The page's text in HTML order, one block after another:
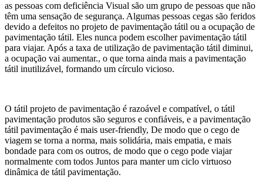
as pessoas com deficiência Visual são um grupo de pessoas que não
têm uma sensação de segurança. Algumas pessoas cegas são feridos
devido a defeitos no projeto de pavimentação tátil ou a ocupação de
pavimentação tátil. Eles nunca podem escolher pavimentação tátil
para viajar. Após a taxa de utilização de pavimentação tátil diminui,
a ocupação vai aumentar., o que torna ainda mais a pavimentação
tátil inutilizável, formando um círculo vicioso.
O tátil projeto de pavimentação é razoável e compatível, o tátil
pavimentação produtos são seguros e confiáveis, e a pavimentação
tátil pavimentação é mais user-friendly, De modo que o cego de
viagem se torna a norma, mais solidária, mais empatia, e mais
bondade para com os outros, de modo que o cego pode viajar
normalmente com todos Juntos para manter um ciclo virtuoso
dinâmica de tátil pavimentação.